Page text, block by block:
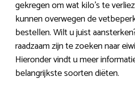
gekregen om wat kilo’s te
kunnen overwegen de
bestellen. Wilt u juist
raadzaam zijn te zoeken naar
Hieronder vindt u meer
belangrijkste soorten diëten.